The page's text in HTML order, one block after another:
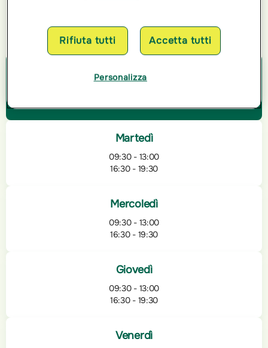
Orari di apertura
Lunedì
Martedì
09:30 - 13:00
16:30 - 19:30
Mercoledì
09:30 - 13:00
16:30 - 19:30
Giovedì
09:30 - 13:00
16:30 - 19:30
Venerdì
Rifiuta tutti Accetta tutti
Personalizza